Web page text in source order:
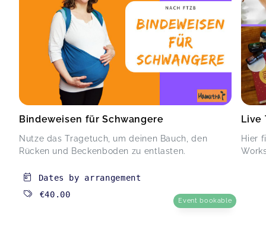
Bindeweisen für Schwangere
Nutze das Tragetuch, um deinen Bauch, den
Rücken und Beckenboden zu entlasten.
Dates by arrangement
€40.00
Event bookable
Live
Hier